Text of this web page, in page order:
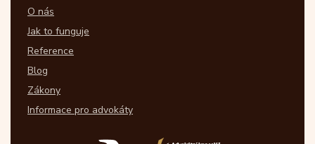
O nás
Jak to funguje
Reference
Blog
Zákony
Informace pro advokáty